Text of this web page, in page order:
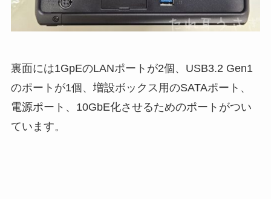
裏面には1GpEのLANポートが2個、USB3.2 Gen1
のポートが1個、増設ボックス用のSATAポート、
電源ポート、10GbE化させるためのポートがつい
ています。